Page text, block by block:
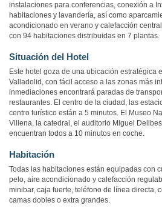
instalaciones para conferencias, conexión a
habitaciones y lavandería, así como
acondicionado en verano y calefacción
con 94 habitaciones distribuidas en 7 plantas.
Situación del Hotel
Este hotel goza de una ubicación estratégica
Valladolid, con fácil acceso a las zonas más
inmediaciones encontrará paradas de
restaurantes. El centro de la ciudad, las
centro turístico están a 5 minutos. El Museo
Villena, la catedral, el auditorio Miguel
encuentran todos a 10 minutos en coche.
Habitación
Todas las habitaciones están equipadas con
pelo, aire acondicionado y calefacción
minibar, caja fuerte, teléfono de línea directa,
camas dobles o extra grandes.